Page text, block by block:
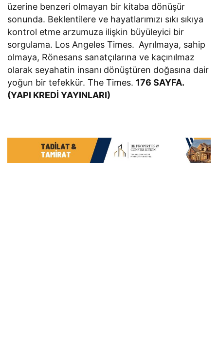
üzerine benzeri olmayan bir kitaba dönüşür
sonunda. Beklentilere ve hayatlarımızı sıkı sıkıya
kontrol etme arzumuza ilişkin büyüleyici bir
sorgulama. Los Angeles Times. Ayrılmaya, sahip
olmaya, Rönesans sanatçılarına ve kaçınılmaz
olarak seyahatin insanı dönüştüren doğasına dair
yoğun bir tefekkür. The Times. 176 SAYFA.
(YAPI KREDİ YAYINLARI)